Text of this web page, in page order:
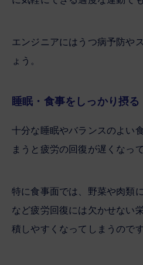
エンジニアにはうつ病予防や
ょう。
睡眠・食事をしっかり摂る
十分な睡眠やバランスのよい
まうと疲労の回復が遅くなっ
特に食事面では、野菜や肉類
など疲労回復には欠かせない
積しやすくなってしまうのです